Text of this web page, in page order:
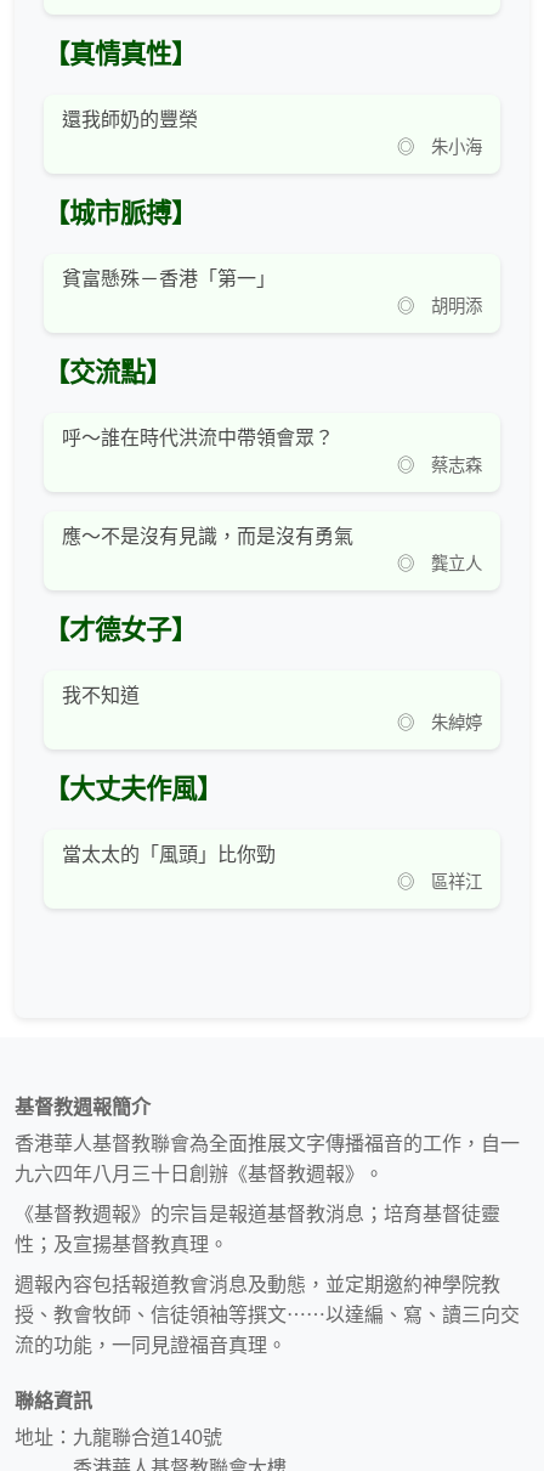
【真情真性】
還我師奶的豐榮
◎ 朱小海
【城市脈搏】
貧富懸殊－香港「第一」
◎ 胡明添
【交流點】
呼～誰在時代洪流中帶領會眾？
◎ 蔡志森
應～不是沒有見識，而是沒有勇氣
◎ 龔立人
【才德女子】
我不知道
◎ 朱綽婷
【大丈夫作風】
當太太的「風頭」比你勁
◎ 區祥江
基督教週報簡介
香港華人基督教聯會為全面推展文字傳播福音的工作，自一
九六四年八月三十日創辦《基督教週報》。
《基督教週報》的宗旨是報道基督教消息；培育基督徒靈
性；及宣揚基督教真理。
週報內容包括報道教會消息及動態，並定期邀約神學院教
授、教會牧師、信徒領袖等撰文⋯⋯以達編、寫、讀三向交
流的功能，一同見證福音真理。
聯絡資訊
地址：九龍聯合道140號